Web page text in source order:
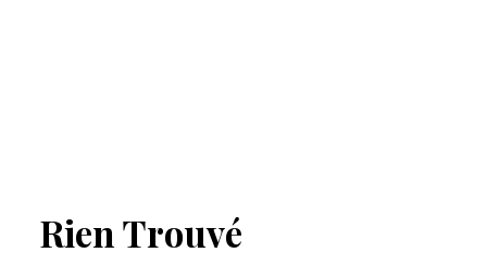
Rien Trouvé